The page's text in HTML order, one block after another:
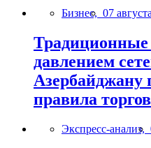
Бизнес, 07
давлением
Азербайджану
правила
Экспресс-анализ,